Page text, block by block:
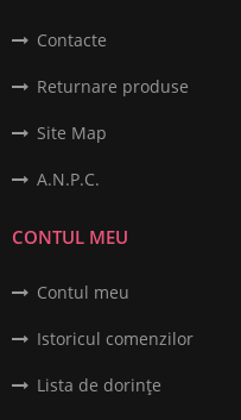
Contacte
Returnare produse
Site Map
A.N.P.C.
CONTUL MEU
Contul meu
Istoricul comenzilor
Lista de dorințe